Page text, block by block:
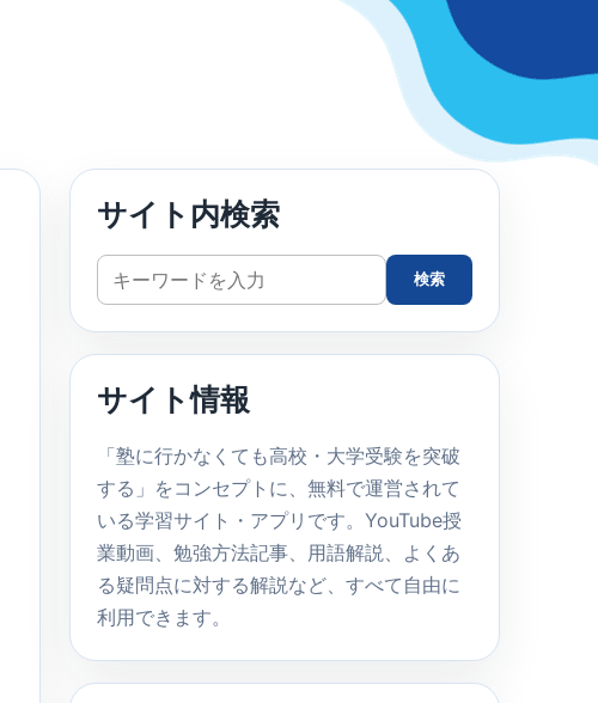
サイト内検索
サ
イ
ト
検
検索
サイト情報
「塾に行かなくても高校・大学受験を突破
する」をコンセプトに、無料で運営されて
いる学習サイト・アプリです。YouTube授
業動画、勉強方法記事、用語解説、よくあ
る疑問点に対する解説など、すべて自由に
利用できます。